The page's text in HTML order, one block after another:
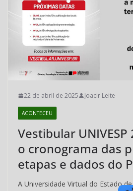
22 de abril de 2025 Joacir Leite
ACONTECEU
Vestibular
o cronograma das
etapas e dados do
A Universidade Virtual do Estado